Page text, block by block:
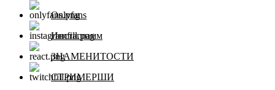
Onlyfans
Инстаграмм
ЗНАМЕНИТОСТИ
СТРИМЕРШИ